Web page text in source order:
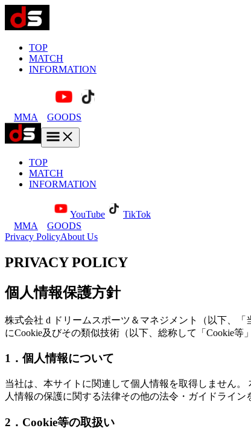
TOP
MATCH
INFORMATION
MMA GOODS
TOP
MATCH
INFORMATION
YouTube
TikTok
MMA
GOODS
Privacy PolicyAbout Us
PRIVACY POLICY
個人情報保護方針
株式会社 d ドリームスポーツ＆マネジメント（以下、
にCookie及びその類似技術（以下、総称して「Cookie
1．個人情報について
当社は、本サイトに関連して個人情報を取得しません
人情報の保護に関する法律その他の法令・ガイドライン
2．Cookie等の取扱い